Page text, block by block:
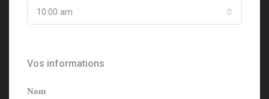
10:00 am
Vos informations
Nom